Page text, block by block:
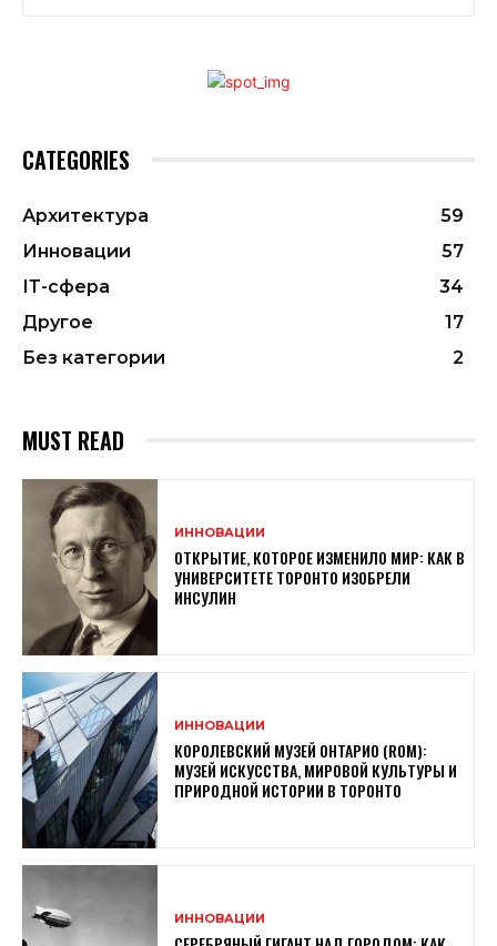
CATEGORIES
Архитектура
59
Инновации
57
ІТ-сфера
34
Другое
17
Без категории
2
MUST READ
ИННОВАЦИИ
ОТКРЫТИЕ, КОТОРОЕ ИЗМЕНИЛО МИР: КАК В
УНИВЕРСИТЕТЕ ТОРОНТО ИЗОБРЕЛИ
ИНСУЛИН
ИННОВАЦИИ
КОРОЛЕВСКИЙ МУЗЕЙ ОНТАРИО (ROM):
МУЗЕЙ ИСКУССТВА, МИРОВОЙ КУЛЬТУРЫ И
ПРИРОДНОЙ ИСТОРИИ В ТОРОНТО
ИННОВАЦИИ